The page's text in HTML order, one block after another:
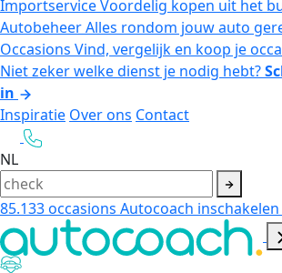
ImportserviceVoordelig kopen uit het
AutobeheerAlles rondom jouw auto
Occasions Vind, vergelijk en koop je
Niet zeker welke dienst je nodig hebt?
in
Inspiratie Over ons Contact
NL
85.133occasions Autocoach inschakelen